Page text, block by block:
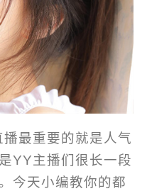
最重要的就是人气
YY主播们很长一段
今天小编教你的都